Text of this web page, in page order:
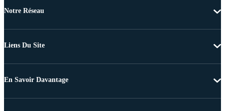
Notre Réseau
Liens Du Site
En Savoir Davantage